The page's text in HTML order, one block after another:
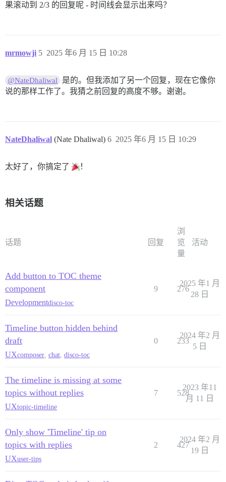
果滚动到 2/3 的回复呢 - 时间线会显示出来吗？
mrmowji 2025 年6 月 15 日 10:28
5
@NateDhaliwal
是的。但我添加了另一个回复，现在它像你
说的那样工作了。我猜之前回复的高度不够。谢谢。
NateDhaliwal (Nate Dhaliwal) 2025 年6 月 15 日 10:29
6
太好了，你搞定了 ！
相关话题
话题 回复
浏
览
量
活动
Add button to TOC theme
component
Developmentdisco-toc
9 276
2025 年1 月
28 日
Timeline button hidden behind
draft
UXcomposer chat disco-toc
0 233
2024 年2 月
5 日
The timeline is missing at some
topics without replies
UXtopic-timeline
7 528
2023 年11
月 11 日
Only show 'Timeline' tip on
topics with replies
UXuser-tips
2 427
2024 年2 月
19 日